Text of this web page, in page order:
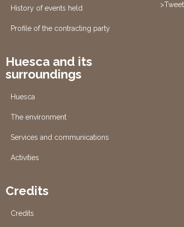
History of events held
Profile of the contracting party
Huesca and its
surroundings
Huesca
The environment
Services and communications
Activities
Credits
Credits